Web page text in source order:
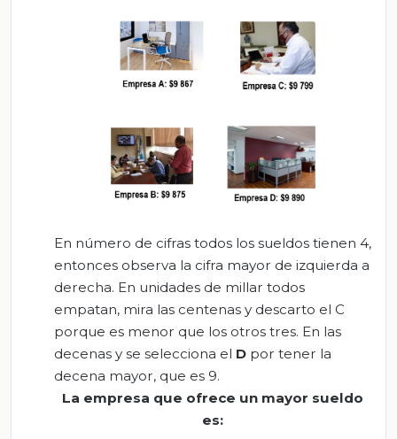
En número de cifras todos los sueldos tienen 4,
entonces observa la cifra mayor de izquierda a
derecha. En unidades de millar todos
empatan, mira las centenas y descarto el C
porque es menor que los otros tres. En las
decenas y se selecciona el D por tener la
decena mayor, que es 9.
La empresa que ofrece un mayor sueldo
es: